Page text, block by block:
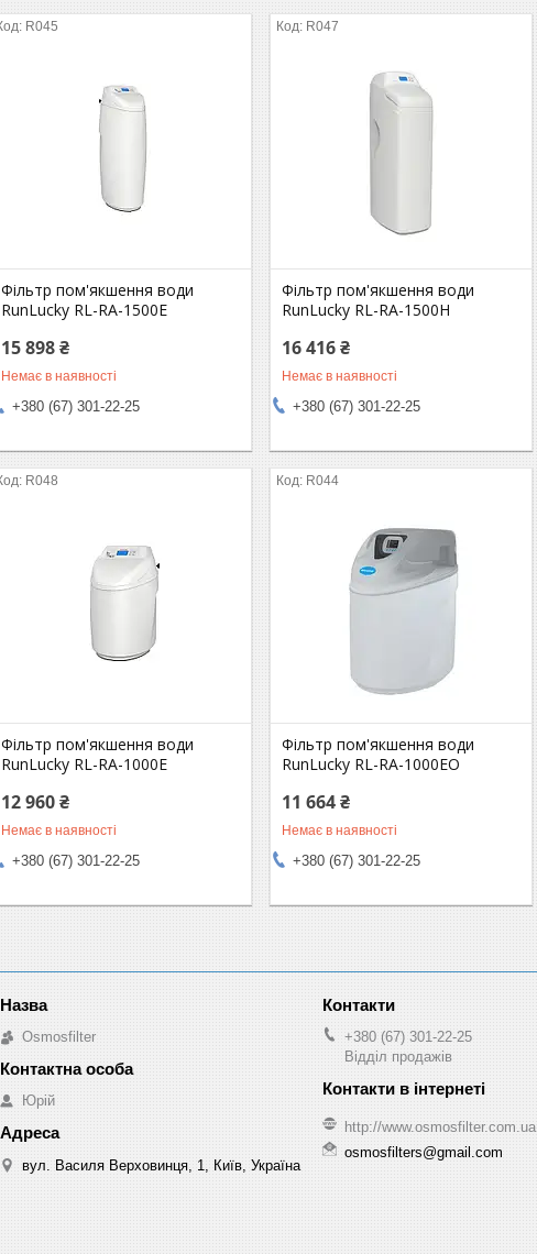
R045
Фільтр пом'якшення води
RunLucky RL-RA-1500E
15 898 ₴
Немає в наявності
+380 (67) 301-22-25
R047
Фільтр пом'якшення води
RunLucky RL-RA-1500Н
16 416 ₴
Немає в наявності
+380 (67) 301-22-25
R048
Фільтр пом'якшення води
RunLucky RL-RA-1000Е
12 960 ₴
Немає в наявності
+380 (67) 301-22-25
R044
Фільтр пом'якшення води
RunLucky RL-RA-1000ЕO
11 664 ₴
Немає в наявності
+380 (67) 301-22-25
Osmosfilter
Юрій
вул. Василя Верховинця, 1, Київ, Україна
+380 (67) 301-22-25
Відділ продажів
http://www.osmosfilter.com.ua
osmosfilters@gmail.com